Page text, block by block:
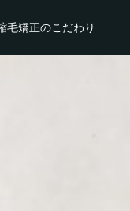
毛矯正のこだわり